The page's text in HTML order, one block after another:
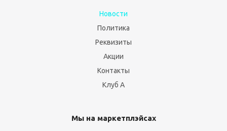
Новости
Политика
Реквизиты
Акции
Контакты
Клуб А
Мы на маркетплэйсах